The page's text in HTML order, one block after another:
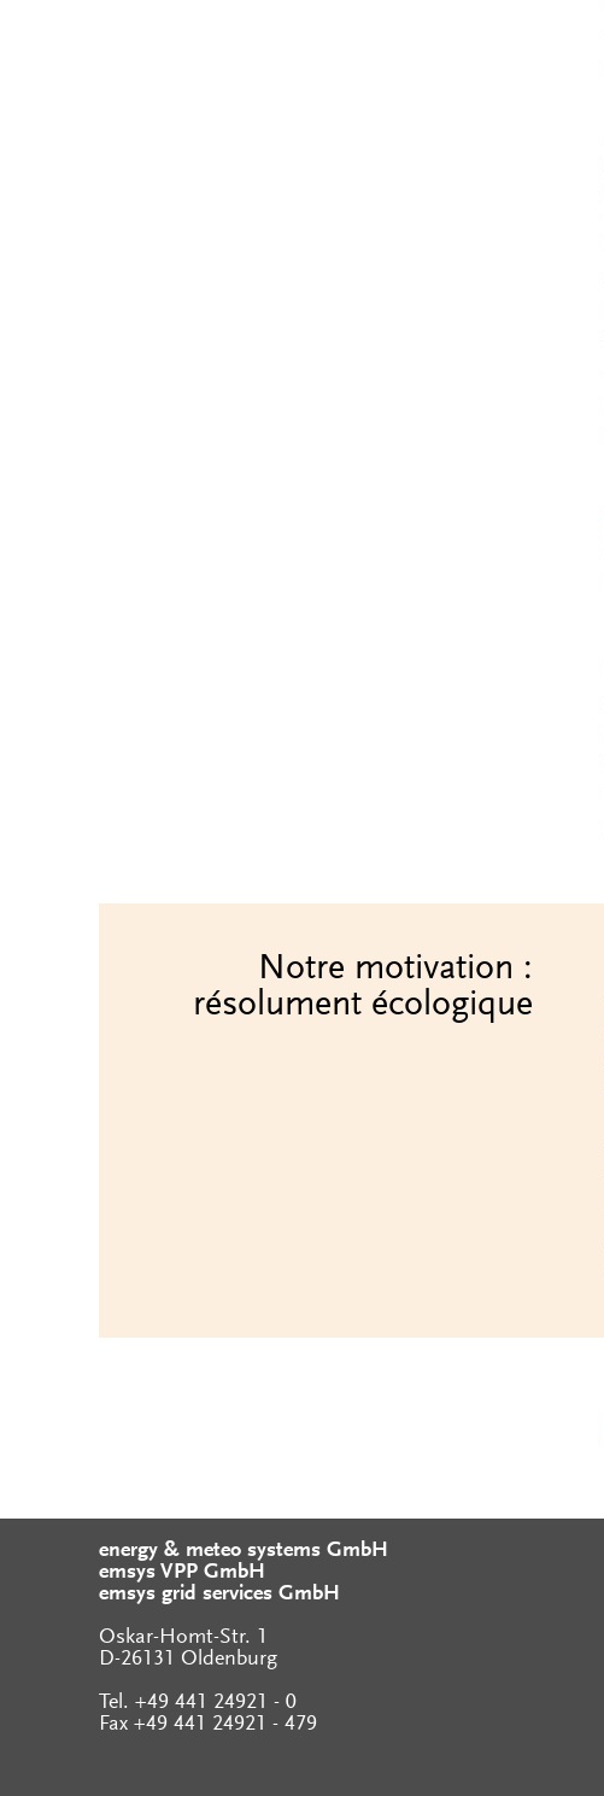
Notre motivation :
résolument écologique
energy & meteo systems GmbH
emsys VPP GmbH
emsys grid services GmbH
Oskar-Homt-Str. 1
D-26131 Oldenburg
Tel. +49 441 24921 - 0
Fax +49 441 24921 - 479